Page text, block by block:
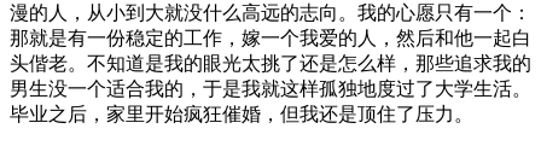
漫的人，从小到大就没什么高远的志向。我的心愿只有一个：
那就是有一份稳定的工作，嫁一个我爱的人，然后和他一起白
头偕老。不知道是我的眼光太挑了还是怎么样，那些追求我的
男生没一个适合我的，于是我就这样孤独地度过了大学生活。
毕业之后，家里开始疯狂催婚，但我还是顶住了压力。